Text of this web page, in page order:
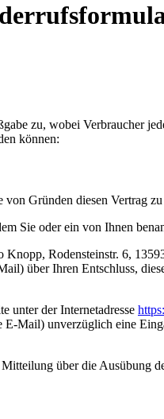
zu, wobei Verbraucher
können:
von Gründen diesen Vertrag
Sie oder ein von Ihnen
Knopp, Rodensteinstr. 6,
über Ihren Entschluss,
unter der Internetadresse
Mail) unverzüglich eine
über die Ausübung